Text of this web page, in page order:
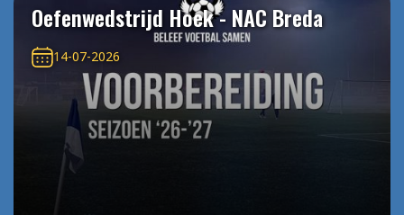
Oefenwedstrijd Hoek - NAC Breda
14-07-2026